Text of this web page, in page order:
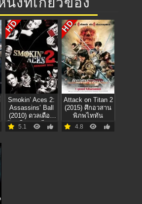
HD
Smokin’ Aces 2:
Assassins’ Ball
(2010) ดวลเดือด
ล้างเลือดมาเฟีย 2:
เดิมพันฆ่า ล่าเอฟบี
5.1
HD
Attack on Titan 2
(2015) ศึกอวสาน
พิภพไททัน
4.8